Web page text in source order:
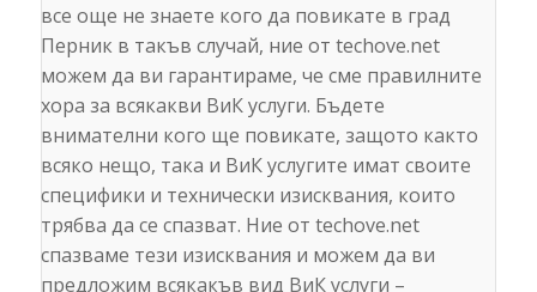
все още не знаете кого да повикате в град
Перник в такъв случай, ние от techove.net
можем да ви гарантираме, че сме правилните
хора за всякакви ВиК услуги. Бъдете
внимателни кого ще повикате, защото както
всяко нещо, така и ВиК услугите имат своите
специфики и технически изисквания, които
трябва да се спазват. Ние от techove.net
спазваме тези изисквания и можем да ви
предложим всякакъв вид ВиК услуги –